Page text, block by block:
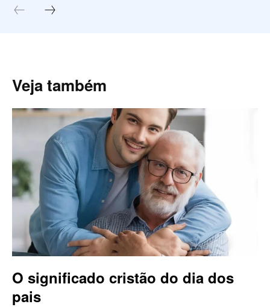
Veja também
O significado cristão do dia dos
pais